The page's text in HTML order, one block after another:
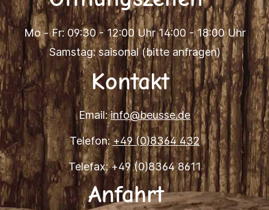
Mo - Fr: 09:30 - 12:00 Uhr 14:00 - 18:00 Uhr
Samstag: saisonal (bitte anfragen)
Kontakt
Email:info@beusse.de
Telefon:+49 (0)8364 432
Telefax: +49 (0)8364 8611
Anfahrt